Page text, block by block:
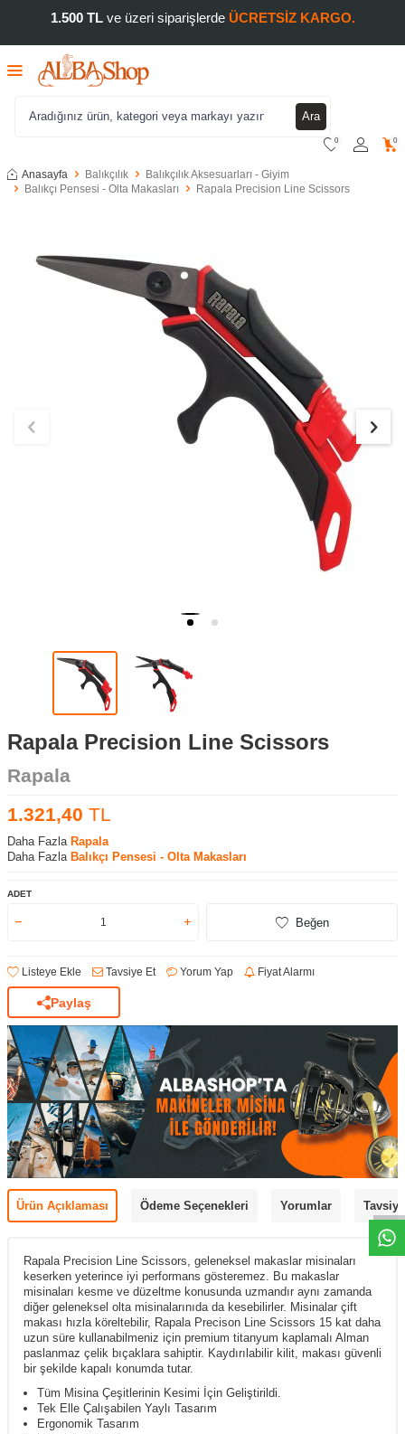
1.500 TLve üzeri siparişlerde ÜCRETSİZ KARGO.
Ara
0 0
Anasayfa Balıkçılık
Balıkçılık Aksesuarları - Giyim
Balıkçı Pensesi - Olta Makasları
Rapala Precision Line Scissors
Rapala Precision Line Scissors
Rapala
1.321,40 TL
Daha Fazla Rapala
Daha Fazla Balıkçı Pensesi - Olta Makasları
ADET
Beğen
Listeye Ekle Tavsiye Et Yorum Yap Fiyat Alarmı
Paylaş
Ürün Açıklaması Ödeme Seçenekleri Yorumlar
Rapala Precision Line Scissors, geleneksel makaslar misinaları
keserken yeterince iyi performans gösteremez. Bu makaslar
misinaları kesme ve düzeltme konusunda uzmandır aynı zamanda
diğer geleneksel olta misinalarınıda da kesebilirler. Misinalar çift
makası hızla köreltebilir, Rapala Precison Line Scissors 15 kat daha
uzun süre kullanabilmeniz için premium titanyum kaplamalı Alman
paslanmaz çelik bıçaklara sahiptir. Kaydırılabilir kilit, makası güvenli
bir şekilde kapalı konumda tutar.
Tüm Misina Çeşitlerinin Kesimi İçin Geliştirildi.
Tek Elle Çalışabilen Yaylı Tasarım
Ergonomik Tasarım